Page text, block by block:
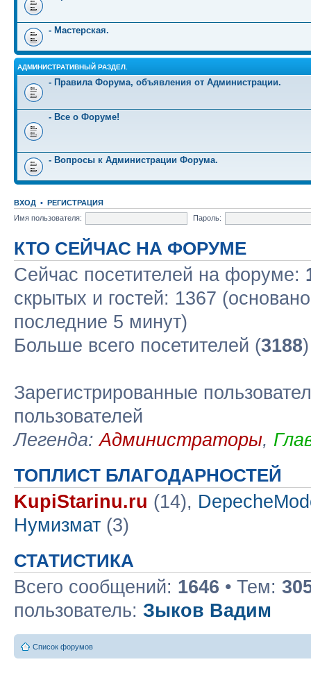
- Мастерская.
АДМИНИСТРАТИВНЫЙ РАЗДЕЛ.
- Правила Форума, объявления от Администрации.
- Все о Форуме!
- Вопросы к Администрации Форума.
ВХОД • РЕГИСТРАЦИЯ
Имя пользователя:
Пароль:
КТО СЕЙЧАС НА ФОРУМЕ
Сейчас посетителей на форуме:
скрытых и гостей: 1367
последние 5 минут)
Больше всего посетителей (3188
Зарегистрированные
пользователей
Легенда:Администраторы,
ТОПЛИСТ БЛАГОДАРНОСТЕЙ
KupiStarinu.ru (14),
Нумизмат (3)
СТАТИСТИКА
Всего сообщений: 1646 • Тем:
пользователь: Зыков Вадим
Список форумов